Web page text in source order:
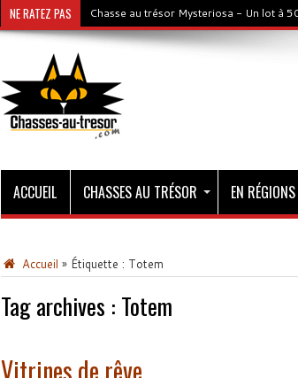
NE RATEZ PAS Chasse au trésor Mysteriosa - Un lot à
ACCUEIL CHASSES AU TRÉSOR EN RÉGIONS
Accueil » Étiquette : Totem
Tag archives : Totem
Vitrines de rêve